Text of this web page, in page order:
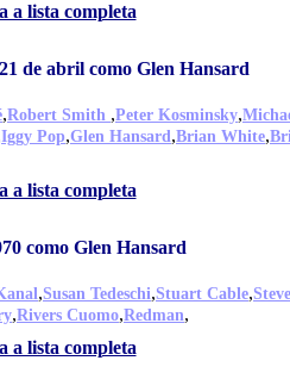
a lista completa
de abril como Glen Hansard
,Robert Smith ,Peter Kosminsky,
Iggy Pop,Glen Hansard,Brian White,
a lista completa
como Glen Hansard
,Susan Tedeschi,Stuart Cable,
,Rivers Cuomo,Redman,
a lista completa